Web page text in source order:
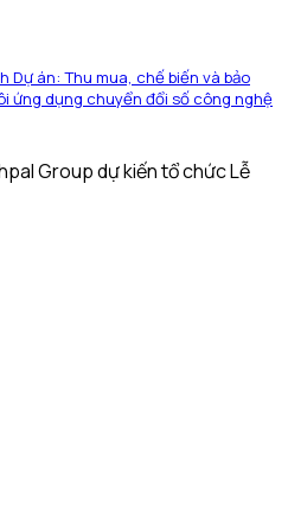
Dự án: Thu mua, chế biến và bảo
ứng dụng chuyển đổi số công nghệ
Group dự kiến tổ chức Lễ